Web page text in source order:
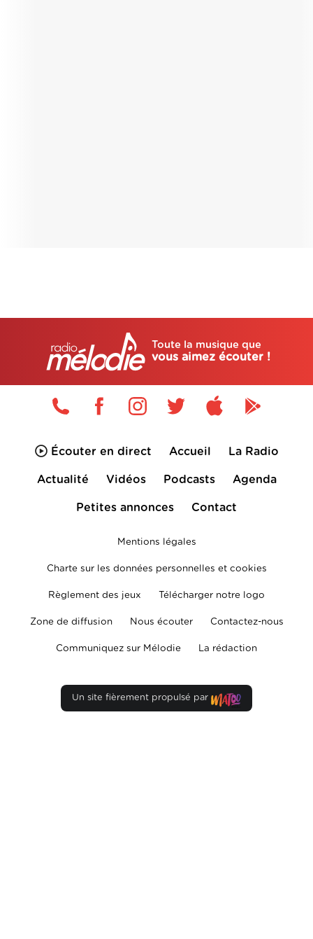
Toute la musique que
vous aimez écouter !
Écouter en direct Accueil La Radio
Actualité Vidéos Podcasts Agenda
Petites annonces Contact
Mentions légales
Charte sur les données personnelles et cookies
Règlement des jeux Télécharger notre logo
Zone de diffusion Nous écouter Contactez-nous
Communiquez sur Mélodie La rédaction
Un site fièrement propulsé par